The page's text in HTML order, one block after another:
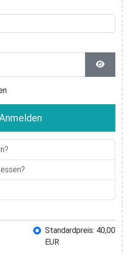
Buchungspreis
Standardpreis: 40,00
EUR